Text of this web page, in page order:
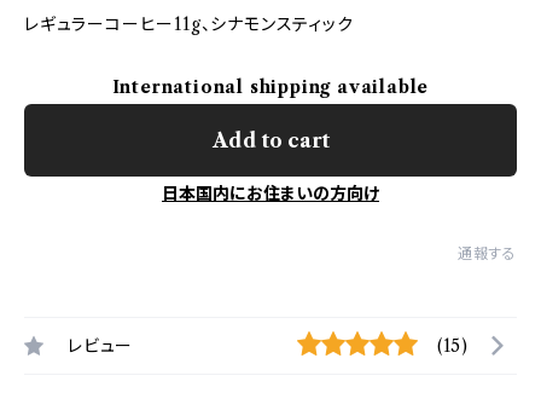
レギュラーコーヒー11g、シナモンスティック
International shipping available
Add to cart
日本国内にお住まいの方向け
通報する
レビュー (15)